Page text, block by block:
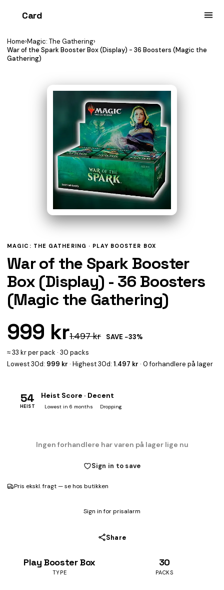
Card
Home›Magic: The Gathering›
War of the Spark Booster Box (Display) - 36 Boosters (Magic the
Gathering)
MAGIC: THE GATHERING · PLAY BOOSTER BOX
War of the Spark Booster
Box (Display) - 36 Boosters
(Magic the Gathering)
999 kr1.497 kr
SAVE −33%
≈ 33 kr per pack · 30 packs
Lowest 30d: 999 kr · Highest 30d: 1.497 kr · 0 forhandlere på lager
54
HEIST
Heist Score · Decent
Lowest in 6 months Dropping
Ingen forhandlere har varen på lager lige nu
Sign in to save
Pris ekskl. fragt — se hos butikken
Sign in for prisalarm
Share
Play Booster Box
TYPE
30
PACKS